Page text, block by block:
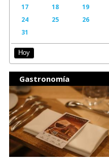
17
18 19
24
25 26
31
Hoy
Gastronomía